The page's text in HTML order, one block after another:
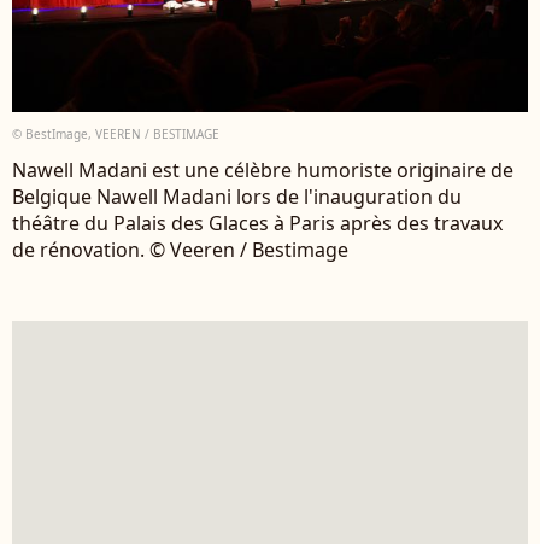
© BestImage, VEEREN / BESTIMAGE
Nawell Madani est une célèbre humoriste originaire de
Belgique Nawell Madani lors de l'inauguration du
théâtre du Palais des Glaces à Paris après des travaux
de rénovation. © Veeren / Bestimage